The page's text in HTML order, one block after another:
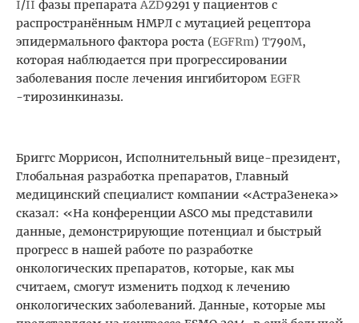
I/II фазы препаратаAZD9291 у пациентов с
распространённым НМРЛ с мутацией рецептора
эпидермального фактора роста (EGFRm) T790M,
которая наблюдается при прогрессировании
заболевания после лечения ингибитором EGFR
-тирозинкиназы.
Бриггс Моррисон, Исполнительный вице-президент,
Глобальная разработка препаратов, Главный
медицинский специалист компании «АстраЗенека»
сказал: «На конференции ASCO мы представили
данные, демонстрирующие потенциал и быстрый
прогресс в нашей работе по разработке
онкологических препаратов, которые, как мы
считаем, смогут изменить подход к лечению
онкологических заболеваний. Данные, которые мы